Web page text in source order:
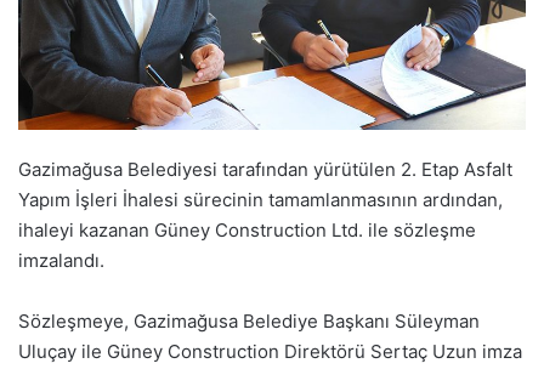
Gazimağusa Belediyesi tarafından yürütülen 2. Etap Asfalt
Yapım İşleri İhalesi sürecinin tamamlanmasının ardından,
ihaleyi kazanan Güney Construction Ltd. ile sözleşme
imzalandı.
Sözleşmeye, Gazimağusa Belediye Başkanı Süleyman
Uluçay ile Güney Construction Direktörü Sertaç Uzun imza